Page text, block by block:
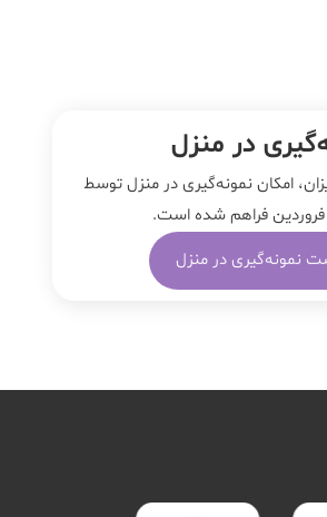
در منزل
امکان نمونه‌گیری در منزل توسط
فروردین فراهم شده است.
نمونه‌گیری در منزل